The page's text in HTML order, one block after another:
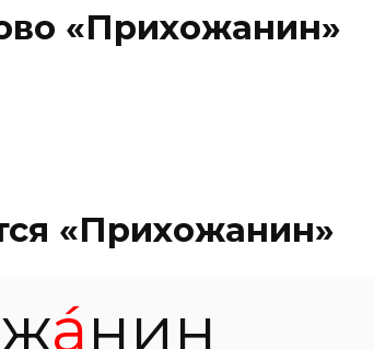
«Прихожанин»
«Прихожанин»
а́нин